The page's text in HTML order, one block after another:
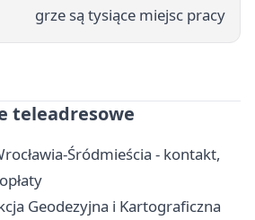
grze są tysiące miejsc pracy
teleadresowe
Śródmieścia - kontakt,
Geodezyjna i Kartograficzna